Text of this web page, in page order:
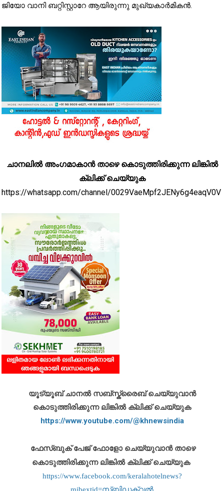
ജിയോ വാനി ബറ്റിസ്റ്റാറേ ആയിരുന്നു മുഖ്യകാർമികൻ.
ചാനലിൽ അംഗമാകാൻ താഴെ കൊടുത്തിരിക്കുന്ന ലിങ്കിൽ
ക്ലിക്ക് ചെയ്യുക
https://whatsapp.com/channel/0029VaeMpf2JENy6g4eaqV0V
യൂട്യൂബ് ചാനൽ സബ്സ്ക്രൈബ് ചെയ്യുവാൻ
കൊടുത്തിരിക്കുന്ന ലിങ്കിൽ ക്ലിക്ക് ചെയ്യുക
https://www.youtube.com/@khnewsindia
ഫേസ്ബുക് പേജ് ഫോളോ ചെയ്യുവാൻ താഴെ
കൊടുത്തിരിക്കുന്ന ലിങ്കിൽ ക്ലിക്ക് ചെയ്യുക
https://www.facebook.com/keralahotelnews?